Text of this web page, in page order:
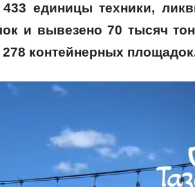
единицы техники,
и вывезено 70 тысяч
контейнерных